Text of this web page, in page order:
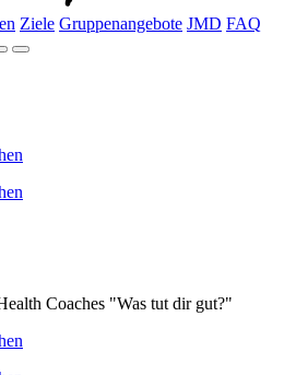
Ziele Gruppenangebote JMD FAQ
Coaches "Was tut dir gut?"